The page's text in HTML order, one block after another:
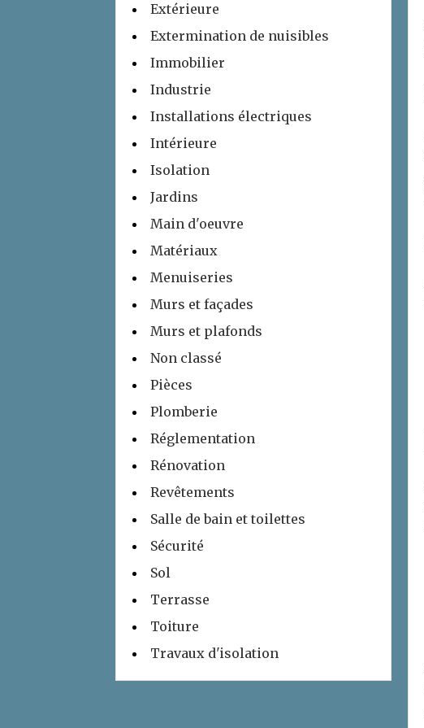
Extérieure
Extermination de nuisibles
Immobilier
Industrie
Installations électriques
Intérieure
Isolation
Jardins
Main d'oeuvre
Matériaux
Menuiseries
Murs et façades
Murs et plafonds
Non classé
Pièces
Plomberie
Réglementation
Rénovation
Revêtements
Salle de bain et toilettes
Sécurité
Sol
Terrasse
Toiture
Travaux d'isolation